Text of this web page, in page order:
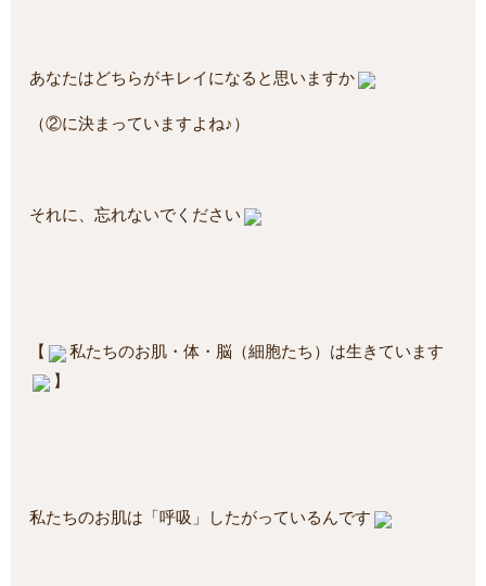
あなたはどちらがキレイになると思いますか
（②に決まっていますよね♪）
それに、忘れないでください
【
私たちのお肌・体・脳（細胞たち）は生きています
】
私たちのお肌は「呼吸」したがっているんです